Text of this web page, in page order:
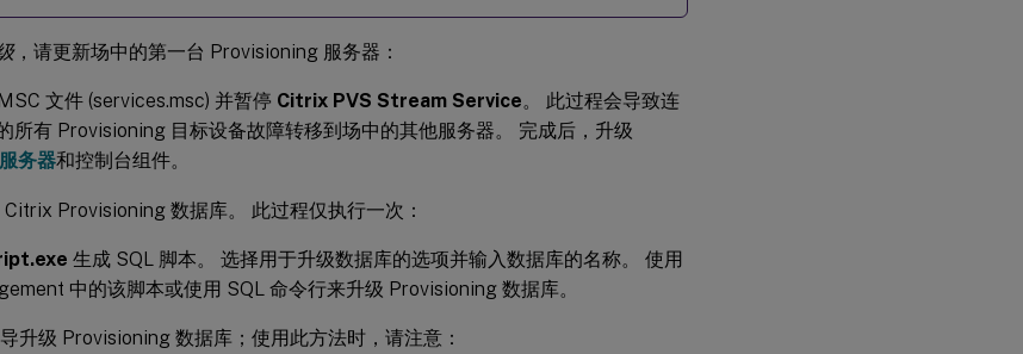
，请更新场中的第一台 Provisioning 服务器：
文件 (services.msc) 并暂停 Citrix PVS Stream Service。 此过程会导致连
所有 Provisioning 目标设备故障转移到场中的其他服务器。 完成后，升级
务器和控制台组件。
Citrix Provisioning 数据库。 此过程仅执行一次：
生成 SQL 脚本。 选择用于升级数据库的选项并输入数据库的名称。 使用
中的该脚本或使用 SQL 命令行来升级 Provisioning 数据库。
升级 Provisioning 数据库；使用此方法时，请注意：